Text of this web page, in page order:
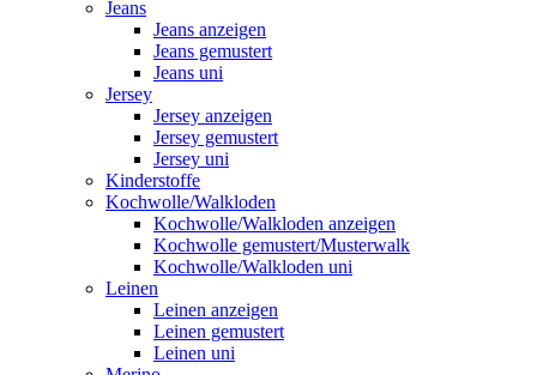
Jeans
Jeans anzeigen
Jeans gemustert
Jeans uni
Jersey
Jersey anzeigen
Jersey gemustert
Jersey uni
Kinderstoffe
Kochwolle/Walkloden
Kochwolle/Walkloden anzeigen
Kochwolle gemustert/Musterwalk
Kochwolle/Walkloden uni
Leinen
Leinen anzeigen
Leinen gemustert
Leinen uni